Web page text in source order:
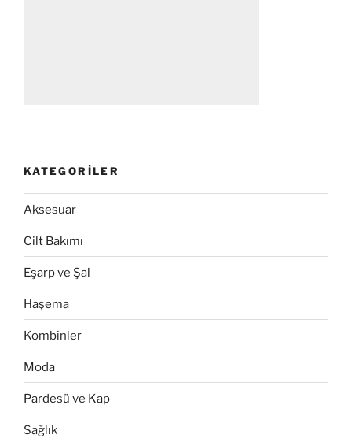
KATEGORILER
Aksesuar
Cilt Bakımı
Eşarp ve Şal
Haşema
Kombinler
Moda
Pardesü ve Kap
Sağlık